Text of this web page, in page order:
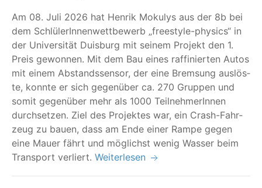
Am 08. Juli 2026 hat Hen­rik Moku­lys aus der 8b bei
dem Schlü­le­rIn­nen­wett­be­werb „free­style-phy­sics“ in
der Uni­ver­si­tät Duis­burg mit sei­nem Pro­jekt den 1.
Preis gewon­nen. Mit dem Bau eines raf­fi­nier­ten Autos
mit einem Abstands­sen­sor, der eine Brem­sung aus­lös­
te, konn­te er sich gegen­über ca. 270 Grup­pen und
somit gegen­über mehr als 1000 Teil­neh­me­rIn­nen
durch­set­zen. Ziel des Pro­jek­tes war, ein Crash-Fahr­
zeug zu bau­en, dass am Ende einer Ram­pe gegen
eine Mau­er fährt und mög­lichst wenig Was­ser beim
Trans­port verliert. Weiterlesen